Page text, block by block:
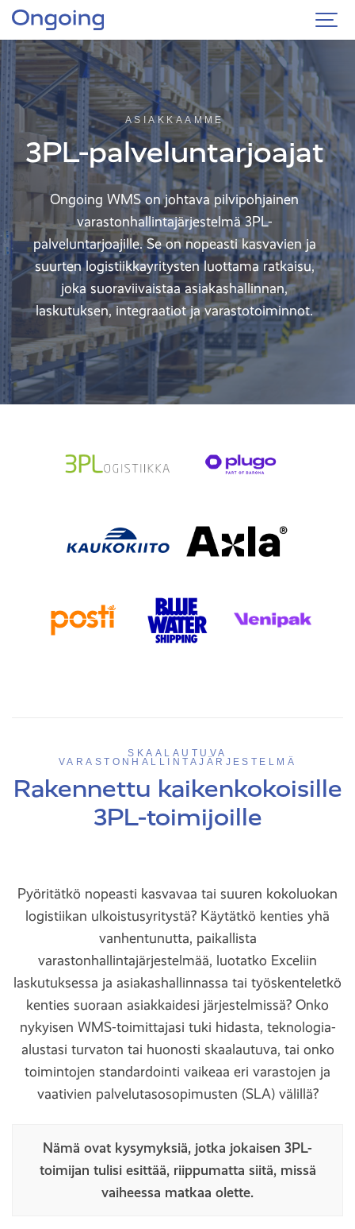
ASIAKKAAMME
3PL-palveluntarjoajat
Ongoing WMS on johtava pilvipohjainen
varastonhallintajärjestelmä 3PL-
palveluntarjoajille. Se on nopeasti kasvavien ja
suurten logistiikkayritysten luottama ratkaisu,
joka suoraviivaistaa asiakashallinnan,
laskutuksen, integraatiot ja varastotoiminnot.
SKAALAUTUVA
VARASTONHALLINTAJÄRJESTELMÄ
Rakennettu kaikenkokoisille
3PL-toimijoille
Pyöritätkö nopeasti kasvavaa tai suuren kokoluokan
logistiikan ulkoistusyritystä? Käytätkö kenties yhä
vanhentunutta, paikallista
varastonhallintajärjestelmää, luotatko Exceliin
laskutuksessa ja asiakashallinnassa tai työskenteletkö
kenties suoraan asiakkaidesi järjestelmissä? Onko
nykyisen WMS-toimittajasi tuki hidasta, teknologia-
alustasi turvaton tai huonosti skaalautuva, tai onko
toimintojen standardointi vaikeaa eri varastojen ja
vaativien palvelutasosopimusten (SLA) välillä?
Nämä ovat kysymyksiä, jotka jokaisen 3PL-
toimijan tulisi esittää, riippumatta siitä, missä
vaiheessa matkaa olette.